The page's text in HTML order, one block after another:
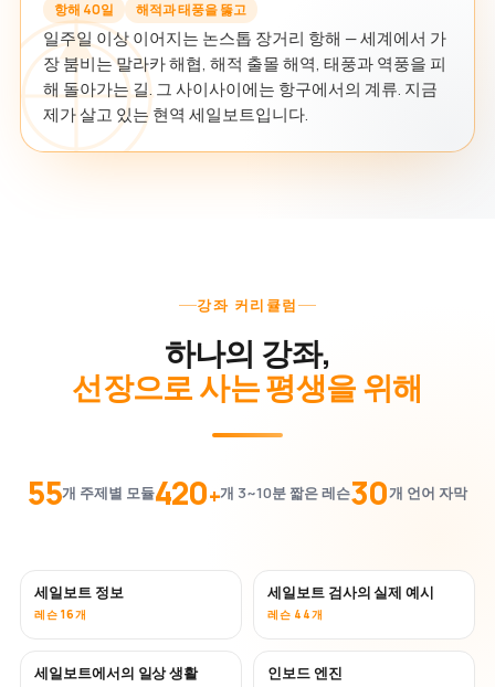
항해 40일 해적과 태풍을 뚫고
일주일 이상 이어지는 논스톱 장거리 항해 — 세계에서 가
장 붐비는 말라카 해협, 해적 출몰 해역, 태풍과 역풍을 피
해 돌아가는 길. 그 사이사이에는 항구에서의 계류. 지금
제가 살고 있는 현역 세일보트입니다.
강좌 커리큘럼
하나의 강좌,
선장으로 사는 평생을 위해
55개 주제별 모듈420+개 3~10분 짧은 레슨30개 언어 자막
세일보트 정보
레슨 16개
세일보트 검사의 실제 예시
레슨 44개
세일보트에서의 일상 생활 인보드 엔진